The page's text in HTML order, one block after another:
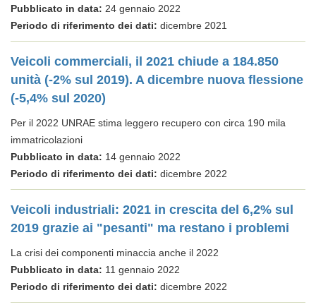
Pubblicato in data: 24 gennaio 2022
Periodo di riferimento dei dati: dicembre 2021
Veicoli commerciali, il 2021 chiude a 184.850
unità (-2% sul 2019). A dicembre nuova flessione
(-5,4% sul 2020)
Per il 2022 UNRAE stima leggero recupero con circa 190 mila
immatricolazioni
Pubblicato in data: 14 gennaio 2022
Periodo di riferimento dei dati: dicembre 2022
Veicoli industriali: 2021 in crescita del 6,2% sul
2019 grazie ai "pesanti" ma restano i problemi
La crisi dei componenti minaccia anche il 2022
Pubblicato in data: 11 gennaio 2022
Periodo di riferimento dei dati: dicembre 2022